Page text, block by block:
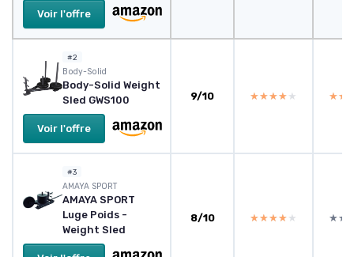
Voir l'offre
#2
Body-Solid
Body-Solid Weight
Sled GWS100
Voir l'offre
9/10 ★★★★★
★★★★★
#3
‎AMAYA SPORT
AMAYA SPORT
Luge Poids -
Weight Sled
8/10 ★★★★★
★★★★★